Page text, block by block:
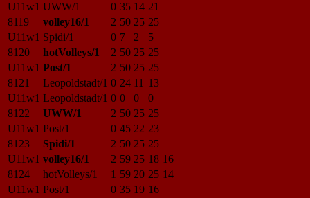
U11w1 UWW/1 0 35 14 21
8119
volley16/1 2 50 25 25
U11w1 Spidi/1 0 7 2
5
8120
hotVolleys/1 2 50 25 25
U11w1 Post/1 2 50 25 25
8121
Leopoldstadt/1 0 24 11 13
U11w1 Leopoldstadt/1 0 0 0
0
8122
UWW/1 2 50 25 25
U11w1 Post/1 0 45 22 23
8123
Spidi/1 2 50 25 25
U11w1 volley16/1 2 59 25 18 16
8124
hotVolleys/1 1 59 20 25 14
U11w1 Post/1 0 35 19 16